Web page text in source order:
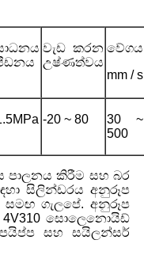
වැඩ කරන
උෂ්ණත්වය
වේගය
mm / s
-20 ~ 80
30 ~
500
පාලනය කිරීම සහ බර
සිලින්ඩරය අනුරූප
සමඟ ගැලපේ. අනුරූප
4V310 සොලෙනොයිඩ්
පයිප්ප සහ සයිලන්සර්